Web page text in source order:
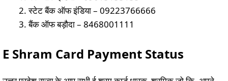
स्टेट बैंक ऑफ इंडिया – 09223766666
बैंक ऑफ बड़ौदा – 8468001111
E Shram Card Payment Status